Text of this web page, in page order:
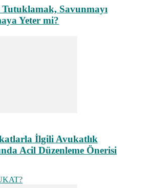
Tutuklamak, Savunmayı
Yeter mi?
İlgili Avukatlık
Acil Düzenleme Önerisi